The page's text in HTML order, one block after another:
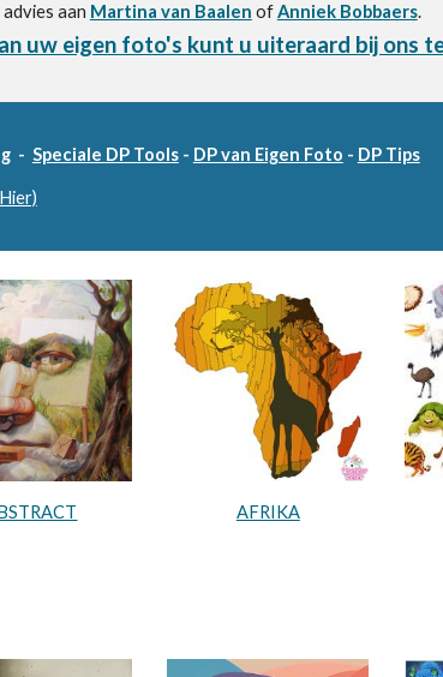
aan Martina van Baalen ofAnniek Bobbaers.
uw eigen foto's kunt u uiteraard bij ons
- Speciale DP Tools- DP van Eigen Foto - DP Tips
AFRIKA